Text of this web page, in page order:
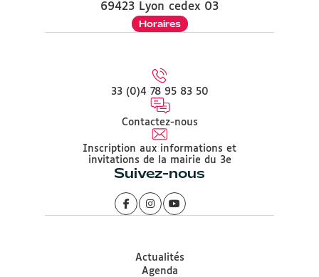
69423 Lyon cedex 03
Horaires
33 (0)4 78 95 83 50
Contactez-nous
Inscription aux informations et
invitations de la mairie du 3e
Suivez-nous
Actualités
Agenda